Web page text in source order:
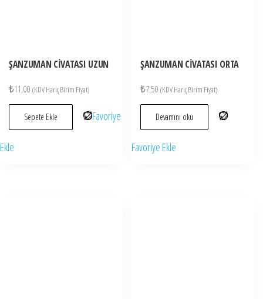
ŞANZUMAN CİVATASI UZUN
₺11,00 (KDV Hariç Birim Fiyat)
Sepete Ekle Favoriye
Ekle
ŞANZUMAN CİVATASI ORTA
₺7,50 (KDV Hariç Birim Fiyat)
Devamını oku
Favoriye Ekle